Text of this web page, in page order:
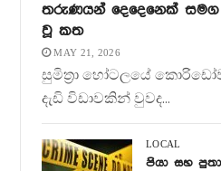
තරුණයන් දෙදෙනෙක්
වූ කත
MAY 21, 2026
සුමිත්‍රා හෝටලයේ
දැඩි විඩාවකින් වුවද...
LOCAL
පියා සහ